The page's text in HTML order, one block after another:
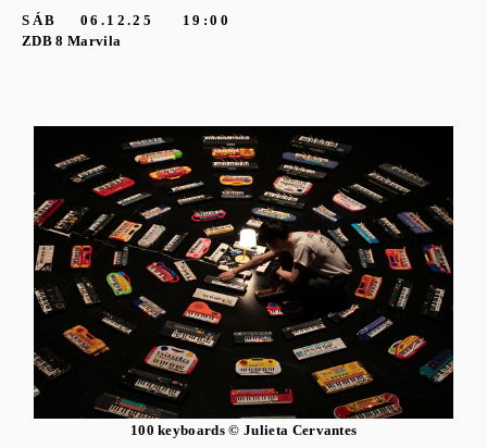
SÁB 06.12.25
19:00
ZDB 8 Marvila
100 keyboards © Julieta Cervantes